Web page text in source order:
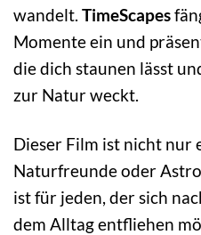
wandelt. TimeScapes
Momente ein und
die dich staunen lässt
zur Natur weckt.
Dieser Film ist nicht nur
Naturfreunde oder
ist für jeden, der sich
dem Alltag entfliehen